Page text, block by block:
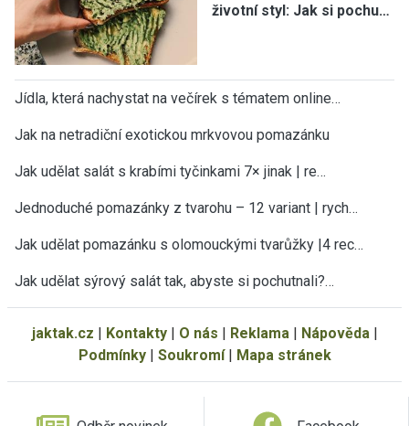
životní styl: Jak si pochu…
Jídla, která nachystat na večírek s tématem online…
Jak na netradiční exotickou mrkvovou pomazánku
Jak udělat salát s krabími tyčinkami 7× jinak | re…
Jednoduché pomazánky z tvarohu – 12 variant | rych…
Jak udělat pomazánku s olomouckými tvarůžky |4 rec…
Jak udělat sýrový salát tak, abyste si pochutnali?…
jaktak.cz | Kontakty| O nás | Reklama | Nápověda |
Podmínky| Soukromí| Mapa stránek